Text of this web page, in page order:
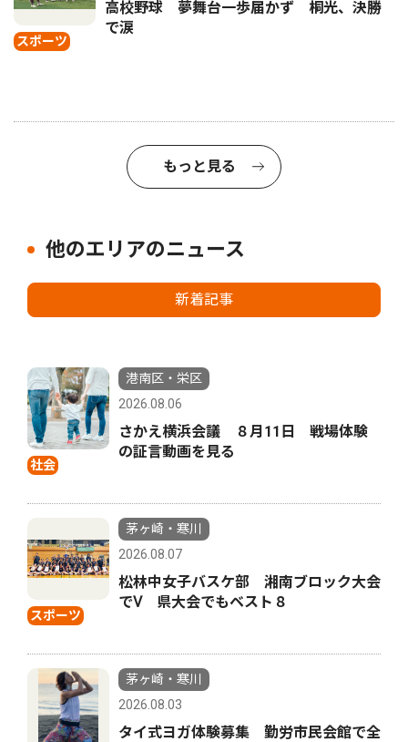
スポーツ
高校野球 夢舞台一歩届かず 桐光、決勝
で涙
もっと見る
他のエリアのニュース
新着記事
社会
港南区・栄区
2026.08.06
さかえ横浜会議 ８月11日 戦場体験
の証言動画を見る
スポーツ
茅ヶ崎・寒川
2026.08.07
松林中女子バスケ部 湘南ブロック大会
でⅤ 県大会でもベスト８
茅ヶ崎・寒川
2026.08.03
タイ式ヨガ体験募集 勤労市民会館で全